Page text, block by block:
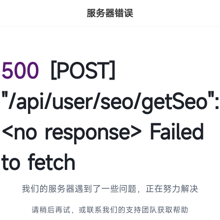
服务器错误
500 [POST]
"/api/user/seo/getSeo":
<no response> Failed
to fetch
我们的服务器遇到了一些问题，正在努力解决
请稍后再试，或联系我们的支持团队获取帮助